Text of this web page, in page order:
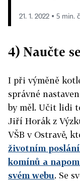
21. 1. 2022 ▪ 5 min.
4) Naučte
I při výměně
správné
by měl. Učit lidi
Jiří Horák z
VŠB v Ostravě,
životním
komínů a
svém webu. Se